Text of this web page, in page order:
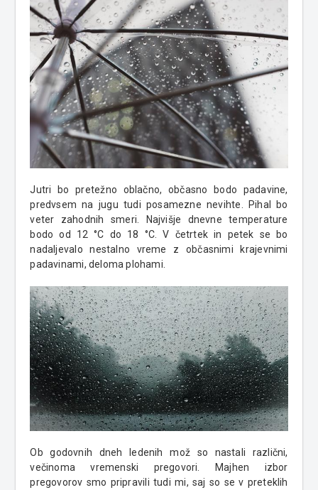
Jutri bo pretežno oblačno, občasno bodo padavine,
predvsem na jugu tudi posamezne nevihte. Pihal bo
veter zahodnih smeri. Najvišje dnevne temperature
bodo od 12 °C do 18 °C. V četrtek in petek se bo
nadaljevalo nestalno vreme z občasnimi krajevnimi
padavinami, deloma plohami.
Ob godovnih dneh ledenih mož so nastali različni,
večinoma vremenski pregovori. Majhen izbor
pregovorov smo pripravili tudi mi, saj so se v preteklih